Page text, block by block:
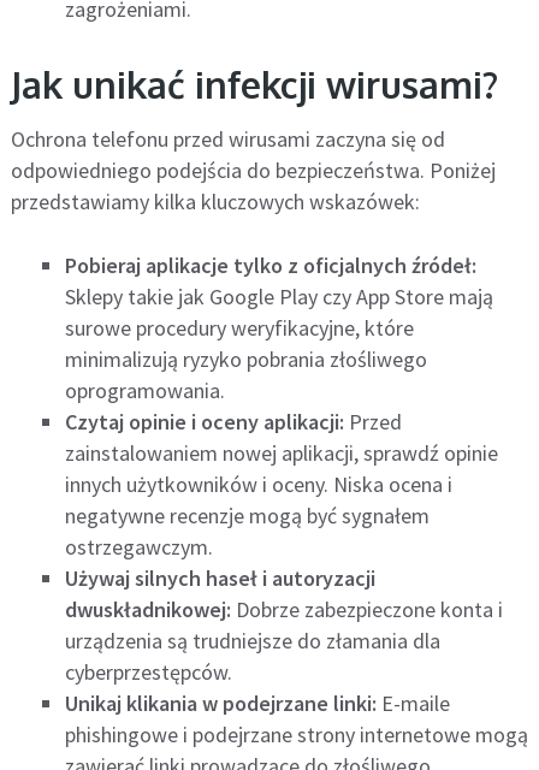
zagrożeniami.
Jak unikać infekcji wirusami?
Ochrona telefonu przed wirusami zaczyna się od
odpowiedniego podejścia do bezpieczeństwa. Poniżej
przedstawiamy kilka kluczowych wskazówek:
Pobieraj aplikacje tylko z oficjalnych źródeł:
Sklepy takie jak Google Play czy App Store mają
surowe procedury weryfikacyjne, które
minimalizują ryzyko pobrania złośliwego
oprogramowania.
Czytaj opinie i oceny aplikacji: Przed
zainstalowaniem nowej aplikacji, sprawdź opinie
innych użytkowników i oceny. Niska ocena i
negatywne recenzje mogą być sygnałem
ostrzegawczym.
Używaj silnych haseł i autoryzacji
dwuskładnikowej: Dobrze zabezpieczone konta i
urządzenia są trudniejsze do złamania dla
cyberprzestępców.
Unikaj klikania w podejrzane linki: E-maile
phishingowe i podejrzane strony internetowe mogą